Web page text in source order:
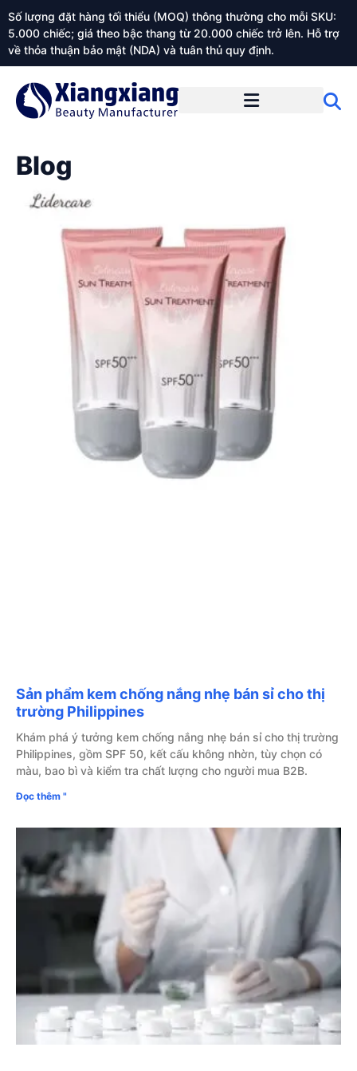
Số lượng đặt hàng tối thiểu (MOQ) thông thường cho mỗi SKU:
5.000 chiếc; giá theo bậc thang từ 20.000 chiếc trở lên. Hỗ trợ
về thỏa thuận bảo mật (NDA) và tuân thủ quy định.
Blog
Sản phẩm kem chống nắng nhẹ bán sỉ cho thị
trường Philippines
Khám phá ý tưởng kem chống nắng nhẹ bán sỉ cho thị trường
Philippines, gồm SPF 50, kết cấu không nhờn, tùy chọn có
màu, bao bì và kiểm tra chất lượng cho người mua B2B.
Đọc thêm "